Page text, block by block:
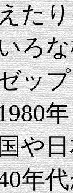
た
ろ
ッ
や
年